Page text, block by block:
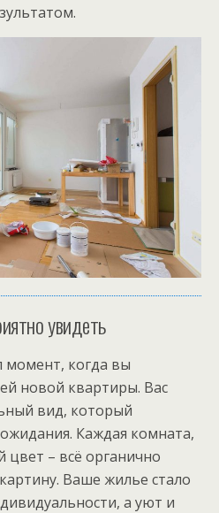
увидеть
момент, когда вы
новой квартиры. Вас
вид, который
Каждая комната,
цвет – всё органично
Ваше жилье стало
а уют и